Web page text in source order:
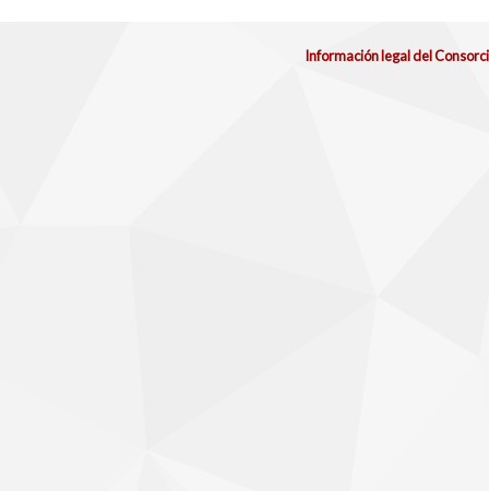
Información legal del